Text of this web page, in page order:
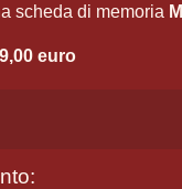
scheda di memoria
euro